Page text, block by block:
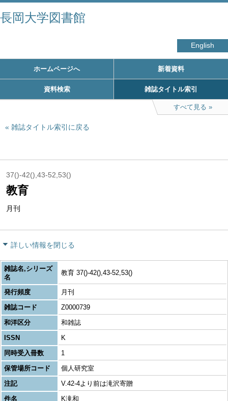
長岡大学図書館
English
ホームページへ 新着資料
資料検索 雑誌タイトル索引
すべて見る
雑誌タイトル索引に戻る
37()-42(),43-52,53()
教育
月刊
詳しい情報を閉じる
雑誌名,シリーズ
名
教育 37()-42(),43-52,53()
発行頻度
月刊
雑誌コード
Z0000739
和洋区分
和雑誌
ISSN
K
同時受入冊数
1
保管場所コード
個人研究室
注記
V.42-4より前は滝沢寄贈
件名
K滝和